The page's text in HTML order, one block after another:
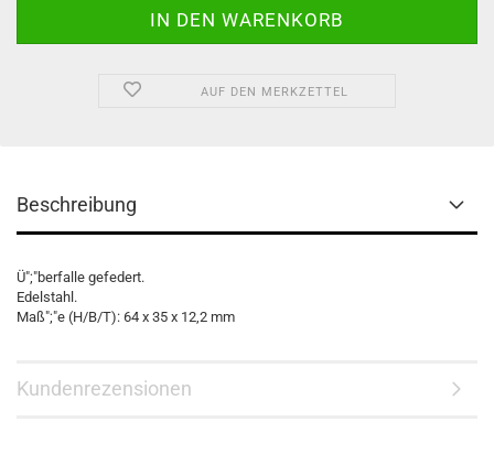
AUF DEN MERKZETTEL
Beschreibung
Ü";"berfalle gefedert.
Edelstahl.
Maß";"e (H/B/T): 64 x 35 x 12,2 mm
Kundenrezensionen